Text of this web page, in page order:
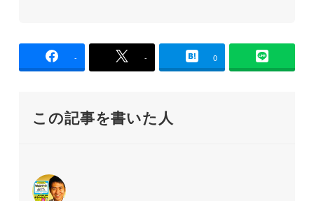
- - 0
この記事を書いた人